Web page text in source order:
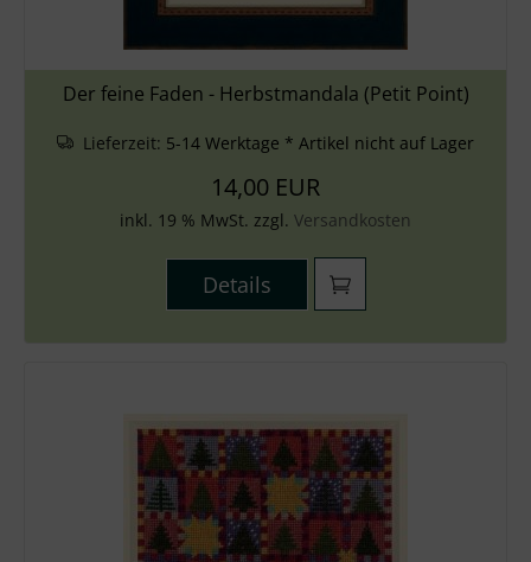
Der feine Faden - Herbstmandala (Petit Point)
Lieferzeit: 5-14 Werktage * Artikel nicht auf Lager
14,00 EUR
inkl. 19 % MwSt. zzgl. Versandkosten
Details